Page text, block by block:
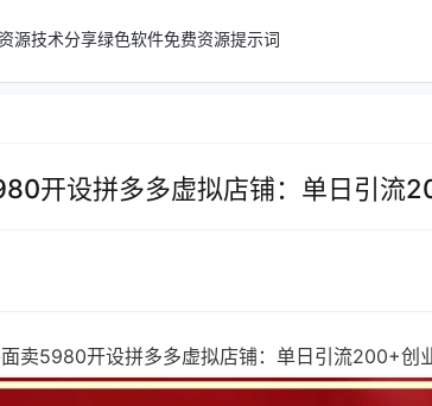
源技术分享绿色软件免费资源提示词
开设拼多多虚拟店铺：单日引流
面卖5980开设拼多多虚拟店铺：单日引流200+创